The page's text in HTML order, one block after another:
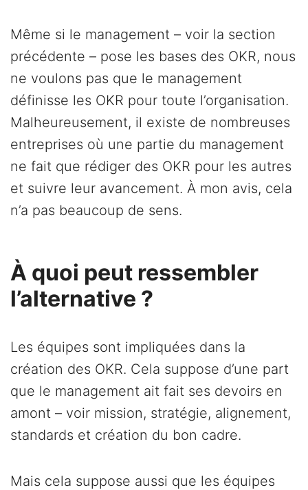
Même si le management – voir la section
précédente – pose les bases des OKR, nous
ne voulons pas que le management
définisse les OKR pour toute l’organisation.
Malheureusement, il existe de nombreuses
entreprises où une partie du management
ne fait que rédiger des OKR pour les autres
et suivre leur avancement. À mon avis, cela
n’a pas beaucoup de sens.
À quoi peut ressembler
l’alternative ?
Les équipes sont impliquées dans la
création des OKR. Cela suppose d’une part
que le management ait fait ses devoirs en
amont – voir mission, stratégie, alignement,
standards et création du bon cadre.
Mais cela suppose aussi que les équipes